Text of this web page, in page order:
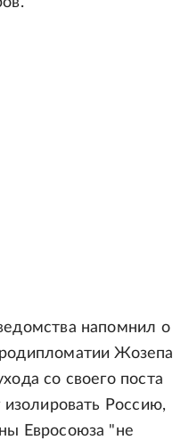
напомнил о
Жозепа
со своего поста
изолировать Россию,
Евросоюза "не